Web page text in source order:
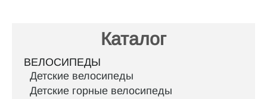
Каталог
ВЕЛОСИПЕДЫ
Детские велосипеды
Детские горные велосипеды